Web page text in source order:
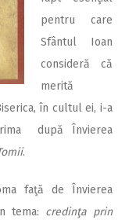
pentru care
Sfântul Ioan
consideră că
merită
în cultul ei, i-a
după Învierea
.
faţă de Învierea
tema: credinţa prin